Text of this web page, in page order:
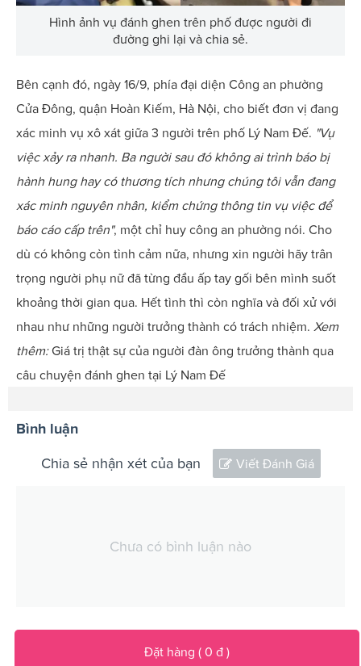
Hình ảnh vụ đánh ghen trên phố được người đi
đường ghi lại và chia sẻ.
Bên cạnh đó, ngày 16/9, phía đại diện Công an phường
Cửa Đông, quận Hoàn Kiếm, Hà Nội, cho biết đơn vị đang
xác minh vụ xô xát giữa 3 người trên phố Lý Nam Đế. "Vụ
việc xảy ra nhanh. Ba người sau đó không ai trình báo bị
hành hung hay có thương tích nhưng chúng tôi vẫn đang
xác minh nguyên nhân, kiểm chứng thông tin vụ việc để
báo cáo cấp trên", một chỉ huy công an phường nói. Cho
dù có không còn tình cảm nữa, nhưng xin người hãy trân
trọng người phụ nữ đã từng đầu ấp tay gối bên mình suốt
khoảng thời gian qua. Hết tình thì còn nghĩa và đối xử với
nhau như những người trưởng thành có trách nhiệm. Xem
thêm:Giá trị thật sự của người đàn ông trưởng thành qua
câu chuyện đánh ghen tại Lý Nam Đế
Bình luận
Chia sẻ nhận xét của bạn Viết Đánh Giá
Chưa có bình luận nào
Đặt hàng ( 0 đ )